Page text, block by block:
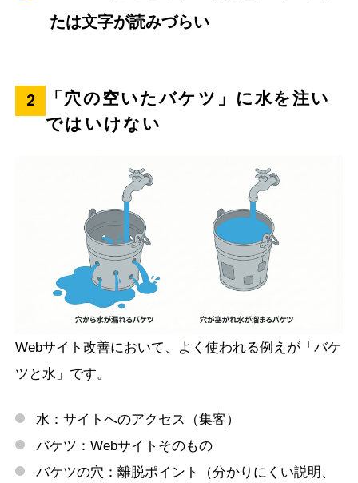
たは文字が読みづらい
2
「穴の空いたバケツ」に水を注い
ではいけない
Webサイト改善において、よく使われる例えが「バケ
ツと水」です。
水：サイトへのアクセス（集客）
バケツ：Webサイトそのもの
バケツの穴：離脱ポイント（分かりにくい説明、